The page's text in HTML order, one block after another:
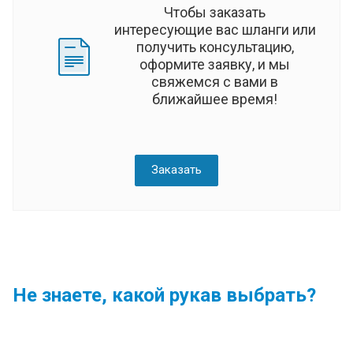
Чтобы заказать
интересующие вас шланги или
получить консультацию,
оформите заявку, и мы
свяжемся с вами в
ближайшее время!
Заказать
Не знаете, какой рукав выбрать?